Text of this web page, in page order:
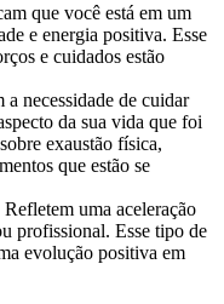
que você está em um
e energia positiva. Esse
e cuidados estão
a necessidade de cuidar
da sua vida que foi
exaustão física,
que estão se
Refletem uma aceleração
profissional. Esse tipo de
evolução positiva em